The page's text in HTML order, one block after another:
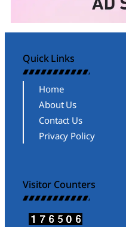
Quick Links
Home
About Us
Contact Us
Privacy Policy
Visitor Counters